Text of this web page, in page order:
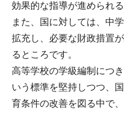
効果的な指導が進められ
また、国に対しては、中
拡充し、必要な財政措置
るところです。
高等学校の学級編制につ
いう標準を堅持しつつ、
育条件の改善を図る中で